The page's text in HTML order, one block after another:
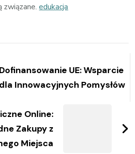
związane.edukacja
Dofinansowanie UE: Wsparcie
dla Innowacyjnych Pomysłów
Online:
Zakupy z
Miejsca